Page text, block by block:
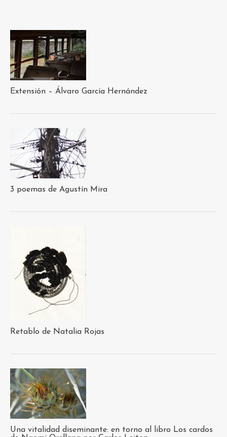
Extensión – Álvaro García Hernández
3 poemas de Agustín Mira
Retablo de Natalia Rojas
Una vitalidad diseminante: en torno al libro Los cardos